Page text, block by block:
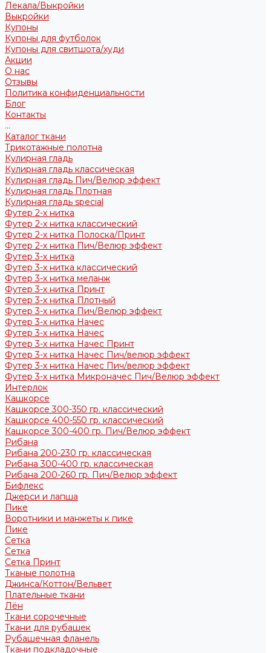
Лекала/Выкройки
Выкройки
Купоны
Купоны для футболок
Купоны для свитшота/худи
Акции
О нас
Отзывы
Политика конфиденциальности
Блог
Контакты
...
Каталог ткани
Трикотажные полотна
Кулирная гладь
Кулирная гладь классическая
Кулирная гладь Пич/Велюр эффект
Кулирная гладь Плотная
Кулирная гладь special
Футер 2-х нитка
Футер 2-х нитка классический
Футер 2-х нитка Полоска/Принт
Футер 2-х нитка Пич/Велюр эффект
Футер 3-х нитка
Футер 3-х нитка классический
Футер 3-х нитка меланж
Футер 3-х нитка Принт
Футер 3-х нитка Плотный
Футер 3-х нитка Пич/Велюр эффект
Футер 3-х нитка Начес
Футер 3-х нитка Начес
Футер 3-х нитка Начес Принт
Футер 3-х нитка Начес Пич/велюр эффект
Футер 3-х нитка Начес Пич/велюр эффект
Футер 3-х нитка Микроначес Пич/Велюр эффект
Интерлок
Кашкорсе
Кашкорсе 300-350 гр. классический
Кашкорсе 400-550 гр. классический
Кашкорсе 300-400 гр. Пич/Велюр эффект
Рибана
Рибана 200-230 гр. классическая
Рибана 300-400 гр. классическая
Рибана 200-260 гр. Пич/Велюр эффект
Бифлекс
Джерси и лапша
Пике
Воротники и манжеты к пике
Пике
Сетка
Сетка
Сетка Принт
Тканые полотна
Джинса/Коттон/Вельвет
Плательные ткани
Лён
Ткани сорочечные
Ткани для рубашек
Рубашечная фланель
Ткани подкладочные